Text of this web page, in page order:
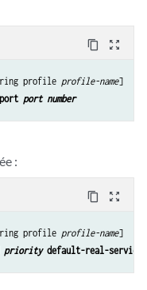
content_copy zoom_out_map
profile profile-name]
port number
:
content_copy zoom_out_map
profile profile-name]
priority default-real-